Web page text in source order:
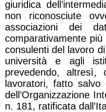
giuridica
non riconosciute
associazioni dei
comparativamente
consulenti del lavoro
università e agli
prevedendo,
lavoratori, fatto salvo
dell’Organizzazione
n. 181, ratificata